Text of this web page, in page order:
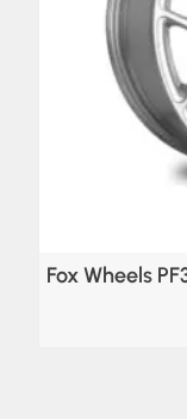
Fox Wheels